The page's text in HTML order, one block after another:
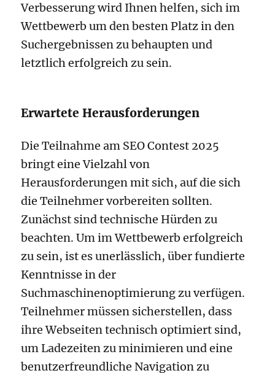
Verbesserung wird Ihnen helfen, sich im
Wettbewerb um den besten Platz in den
Suchergebnissen zu behaupten und
letztlich erfolgreich zu sein.
Erwartete Herausforderungen
Die Teilnahme am SEO Contest 2025
bringt eine Vielzahl von
Herausforderungen mit sich, auf die sich
die Teilnehmer vorbereiten sollten.
Zunächst sind technische Hürden zu
beachten. Um im Wettbewerb erfolgreich
zu sein, ist es unerlässlich, über fundierte
Kenntnisse in der
Suchmaschinenoptimierung zu verfügen.
Teilnehmer müssen sicherstellen, dass
ihre Webseiten technisch optimiert sind,
um Ladezeiten zu minimieren und eine
benutzerfreundliche Navigation zu